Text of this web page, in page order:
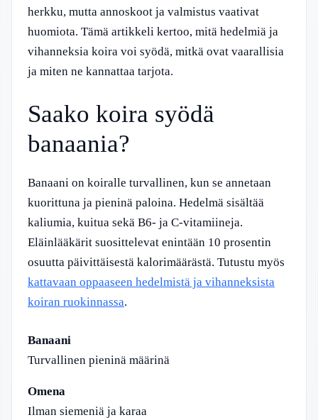
herkku, mutta annoskoot ja valmistus vaativat
huomiota. Tämä artikkeli kertoo, mitä hedelmiä ja
vihanneksia koira voi syödä, mitkä ovat vaarallisia
ja miten ne kannattaa tarjota.
Saako koira syödä
banaania?
Banaani on koiralle turvallinen, kun se annetaan
kuorittuna ja pieninä paloina. Hedelmä sisältää
kaliumia, kuitua sekä B6- ja C-vitamiineja.
Eläinlääkärit suosittelevat enintään 10 prosentin
osuutta päivittäisestä kalorimäärästä. Tutustu myös
kattavaan oppaaseen hedelmistä ja vihanneksista
koiran ruokinnassa.
Banaani
Turvallinen pieninä määrinä
Omena
Ilman siemeniä ja karaa